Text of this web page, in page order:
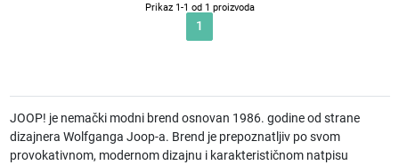
Prikaz 1-1 od 1 proizvoda
1
JOOP! je nemački modni brend osnovan 1986. godine od strane
dizajnera Wolfganga Joop-a. Brend je prepoznatljiv po svom
provokativnom, modernom dizajnu i karakterističnom natpisu